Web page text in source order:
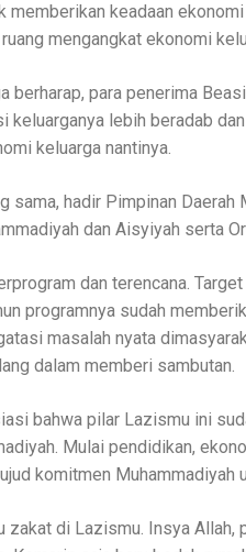
memberikan keadaan
mengangkat ekonomi
berharap, para penerima
keluarganya lebih beradab
keluarga nantinya.
sama, hadir Pimpinan
dan Aisyiyah serta
dan terencana.
programnya sudah
masalah nyata
dalam memberi sambutan.
bahwa pilar Lazismu ini
Mulai pendidikan,
komitmen Muhammadiyah
zakat di Lazismu. Insya